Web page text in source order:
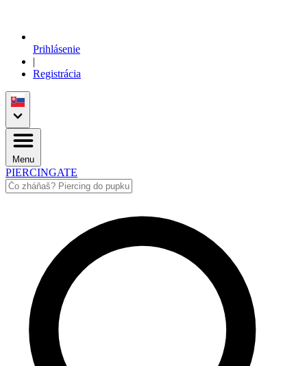
Prihlásenie
|
Registrácia
Menu
PIERCINGATE